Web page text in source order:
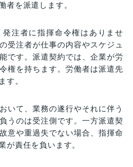
者を派遣します。
注者に指揮命令権はありませ
受注者が仕事の内容やスケジュ
です。派遣契約では、企業が労
権を持ちます。労働者は派遣先
す。
いて、業務の遂行やそれに伴う
うのは受注側です。一方派遣契
意や重過失でない場合、指揮命
が責任を負います。